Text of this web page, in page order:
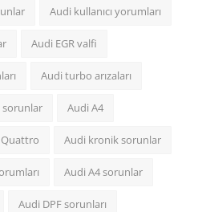
Audi kullanıcı yorumları
Audi EGR valfi
Audi turbo arızaları
Audi A4
Quattro Audi kronik sorunlar
Audi A4 sorunlar
Audi DPF sorunları